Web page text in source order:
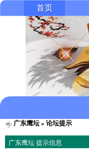
首页
广东鹰坛» 论坛提示
广东鹰坛 提示信息